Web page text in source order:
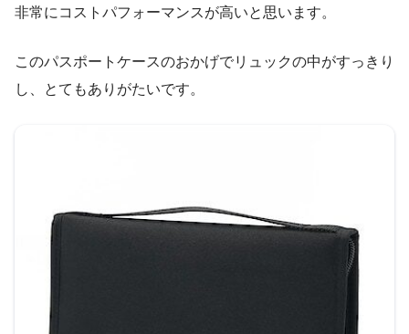
非常にコストパフォーマンスが高いと思います。
このパスポートケースのおかげでリュックの中がすっきり
し、とてもありがたいです。